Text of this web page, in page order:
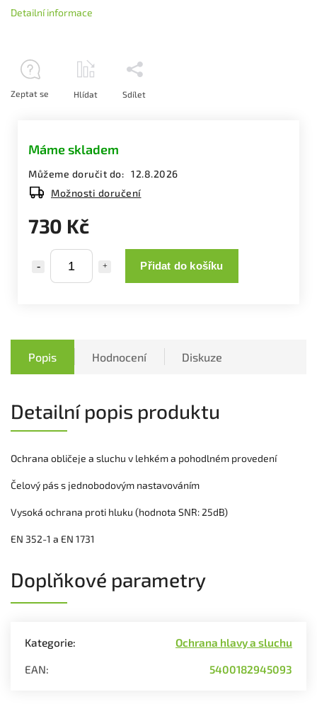
730 Kč
Přidat do košíku
Máme skladem
Můžeme doručit do: 12.8.2026
Možnosti doručení
Detailní informace
Zeptat se Hlídat Sdílet
Popis Hodnocení Diskuze
Detailní popis produktu
Ochrana obličeje a sluchu v lehkém a pohodlném provedení
Čelový pás s jednobodovým nastavováním
Vysoká ochrana proti hluku (hodnota SNR: 25dB)
EN 352-1 a EN 1731
Doplňkové parametry
Kategorie: Ochrana hlavy a sluchu
EAN: 5400182945093